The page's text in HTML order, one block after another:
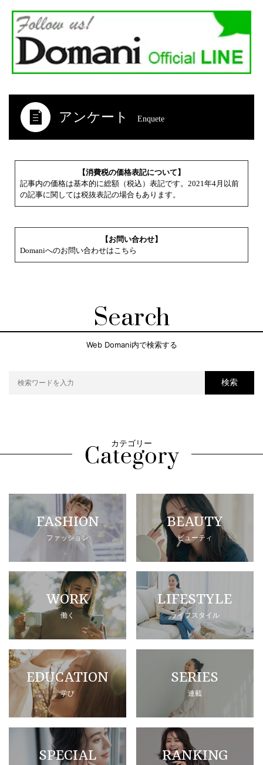
アンケート Enquete
【消費税の価格表記について】
記事内の価格は基本的に総額（税込）表記です。2021年4月以前
の記事に関しては税抜表記の場合もあります。
【お問い合わせ】
Domaniへのお問い合わせはこちら
Search
Web Domani内で検索する
検索
カテゴリー
FASHION
ファッション
BEAUTY
ビューティ
WORK
働く
LIFESTYLE
ライフスタイル
EDUCATION
学び
SERIES
連載
SPECIAL RANKING